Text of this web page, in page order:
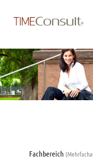
Fachbereich